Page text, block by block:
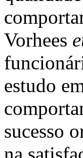
Vorhees
estudo
sucesso
na